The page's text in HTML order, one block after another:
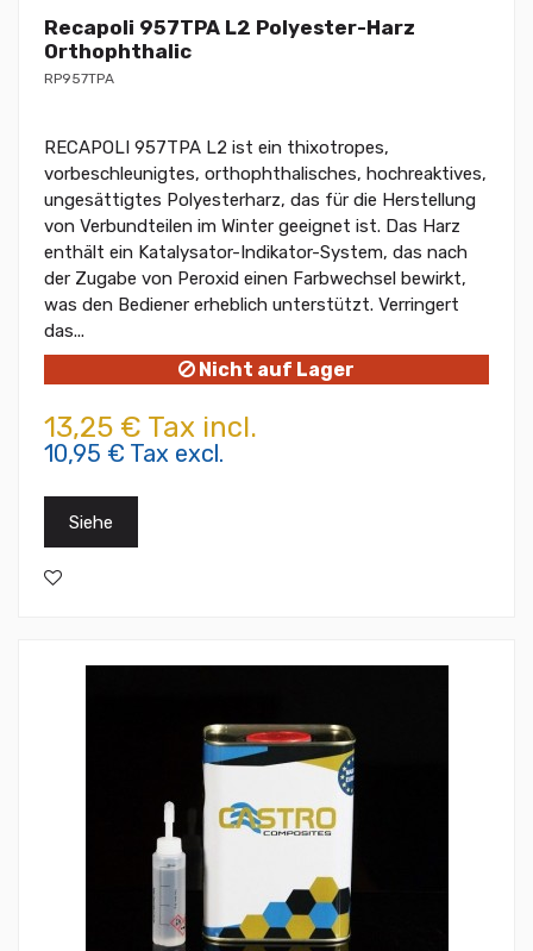
Recapoli 957TPA L2 Polyester-Harz
Orthophthalic
RP957TPA
RECAPOLI 957TPA L2 ist ein thixotropes,
vorbeschleunigtes, orthophthalisches, hochreaktives,
ungesättigtes Polyesterharz, das für die Herstellung
von Verbundteilen im Winter geeignet ist. Das Harz
enthält ein Katalysator-Indikator-System, das nach
der Zugabe von Peroxid einen Farbwechsel bewirkt,
was den Bediener erheblich unterstützt. Verringert
das...
Nicht auf Lager
13,25 € Tax incl.
10,95 € Tax excl.
Siehe